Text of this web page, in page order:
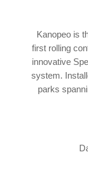
Kanopeo is
first rolling
innovative
system.
parks